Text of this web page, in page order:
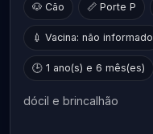
🐶 Cão 📏 Porte P
💉 Vacina: não informado
🕒 1 ano(s) e 6 mês(es)
dócil e brincalhão